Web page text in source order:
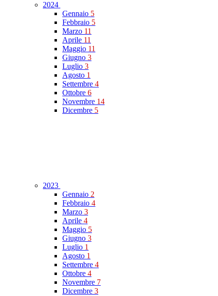
2024
Gennaio 5
Febbraio 5
Marzo 11
Aprile 11
Maggio 11
Giugno 3
Luglio 3
Agosto 1
Settembre 4
Ottobre 6
Novembre 14
Dicembre 5
2023
Gennaio 2
Febbraio 4
Marzo 3
Aprile 4
Maggio 5
Giugno 3
Luglio 1
Agosto 1
Settembre 4
Ottobre 4
Novembre 7
Dicembre 3